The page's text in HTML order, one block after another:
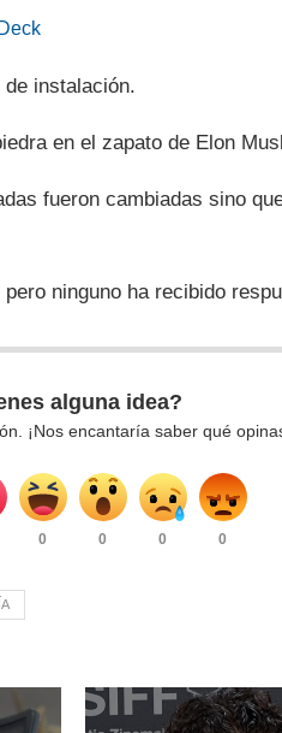
instalación.
en el zapato de Elon
fueron cambiadas sino
ninguno ha recibido
alguna idea?
¡Nos encantaría saber qué
0 0 0 0